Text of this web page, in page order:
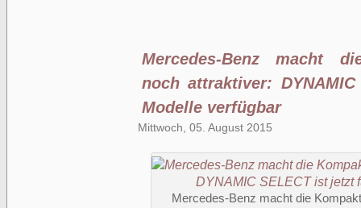
Mercedes-Benz macht
noch attraktiver:
Modelle verfügbar
Mittwoch, 05. August 2015
Mercedes-Benz macht die